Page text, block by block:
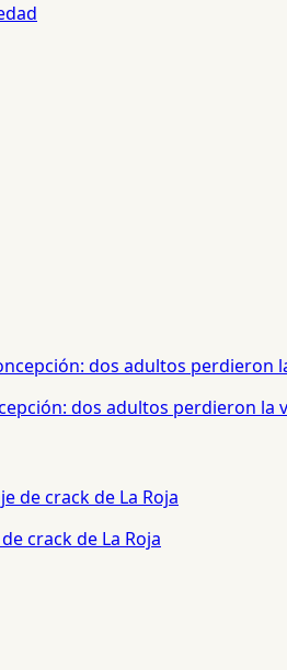
dos adultos perdieron la
crack de La Roja